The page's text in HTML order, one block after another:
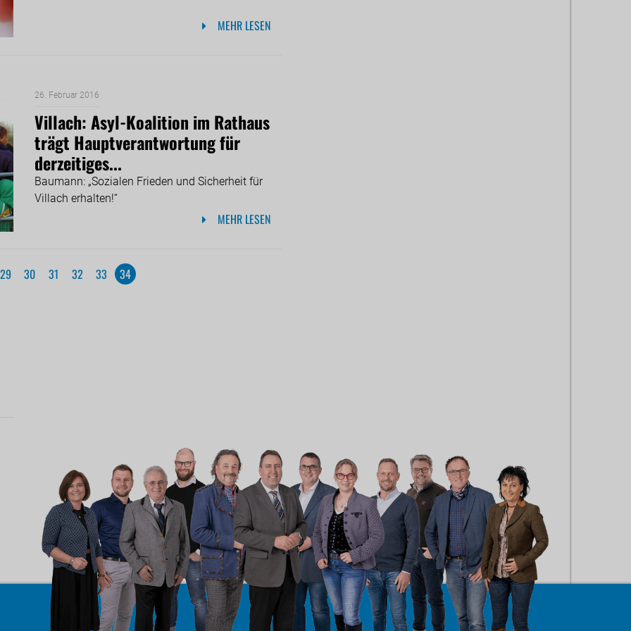
MEHR LESEN
26. Februar 2016
Villach: Asyl-Koalition im Rathaus
trägt Hauptverantwortung für
derzeitiges...
Baumann: „Sozialen Frieden und Sicherheit für
Villach erhalten!“
MEHR LESEN
29 30 31 32 33 34